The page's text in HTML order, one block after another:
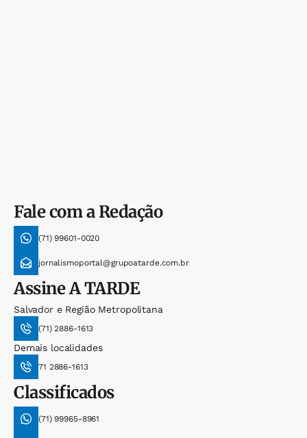
Fale com a Redação
(71) 99601-0020
jornalismoportal@grupoatarde.com.br
AssineA TARDE
Salvador e Região Metropolitana
(71) 2886-1613
Demais localidades
71 2886-1613
Classificados
(71) 99965-8961